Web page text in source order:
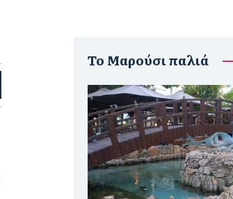
To Μαρούσι παλιά